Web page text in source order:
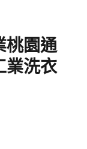
桃園通
業洗衣